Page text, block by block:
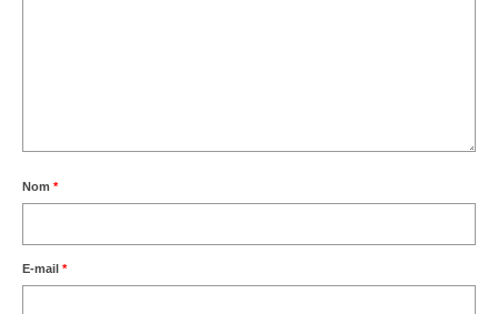
Nom *
E-mail *